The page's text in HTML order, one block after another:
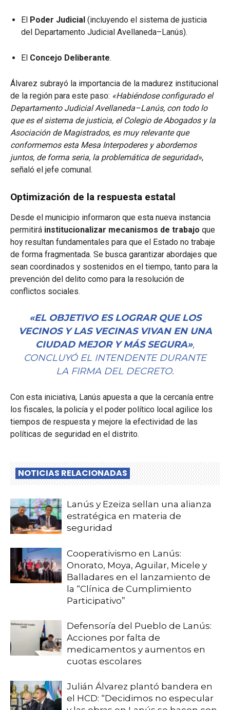
El Poder Judicial (incluyendo el sistema de justicia
del Departamento Judicial Avellaneda–Lanús).
El Concejo Deliberante.
Álvarez subrayó la importancia de la madurez institucional
de la región para este paso: «Habiéndose configurado el
Departamento Judicial Avellaneda–Lanús, con todo lo
que es el sistema de justicia, el Colegio de Abogados y la
Asociación de Magistrados, es muy relevante que
conformemos esta Mesa Interpoderes y abordemos
juntos, de forma seria, la problemática de seguridad»,
señaló el jefe comunal.
Optimización de la respuesta estatal
Desde el municipio informaron que esta nueva instancia
permitirá institucionalizar mecanismos de trabajo que
hoy resultan fundamentales para que el Estado no trabaje
de forma fragmentada. Se busca garantizar abordajes que
sean coordinados y sostenidos en el tiempo, tanto para la
prevención del delito como para la resolución de
conflictos sociales.
«EL OBJETIVO ES LOGRAR QUE LOS
VECINOS Y LAS VECINAS VIVAN EN UNA
CIUDAD MEJOR Y MÁS SEGURA»,
CONCLUYÓ EL INTENDENTE DURANTE
LA FIRMA DEL DECRETO.
Con esta iniciativa, Lanús apuesta a que la cercanía entre
los fiscales, la policía y el poder político local agilice los
tiempos de respuesta y mejore la efectividad de las
políticas de seguridad en el distrito.
NOTICIAS RELACIONADAS
Lanús y Ezeiza sellan una alianza
estratégica en materia de
seguridad
Cooperativismo en Lanús:
Onorato, Moya, Aguilar, Micele y
Balladares en el lanzamiento de
la “Clínica de Cumplimiento
Participativo”
Defensoría del Pueblo de Lanús:
Acciones por falta de
medicamentos y aumentos en
cuotas escolares
Julián Álvarez plantó bandera en
el HCD: “Decidimos no especular